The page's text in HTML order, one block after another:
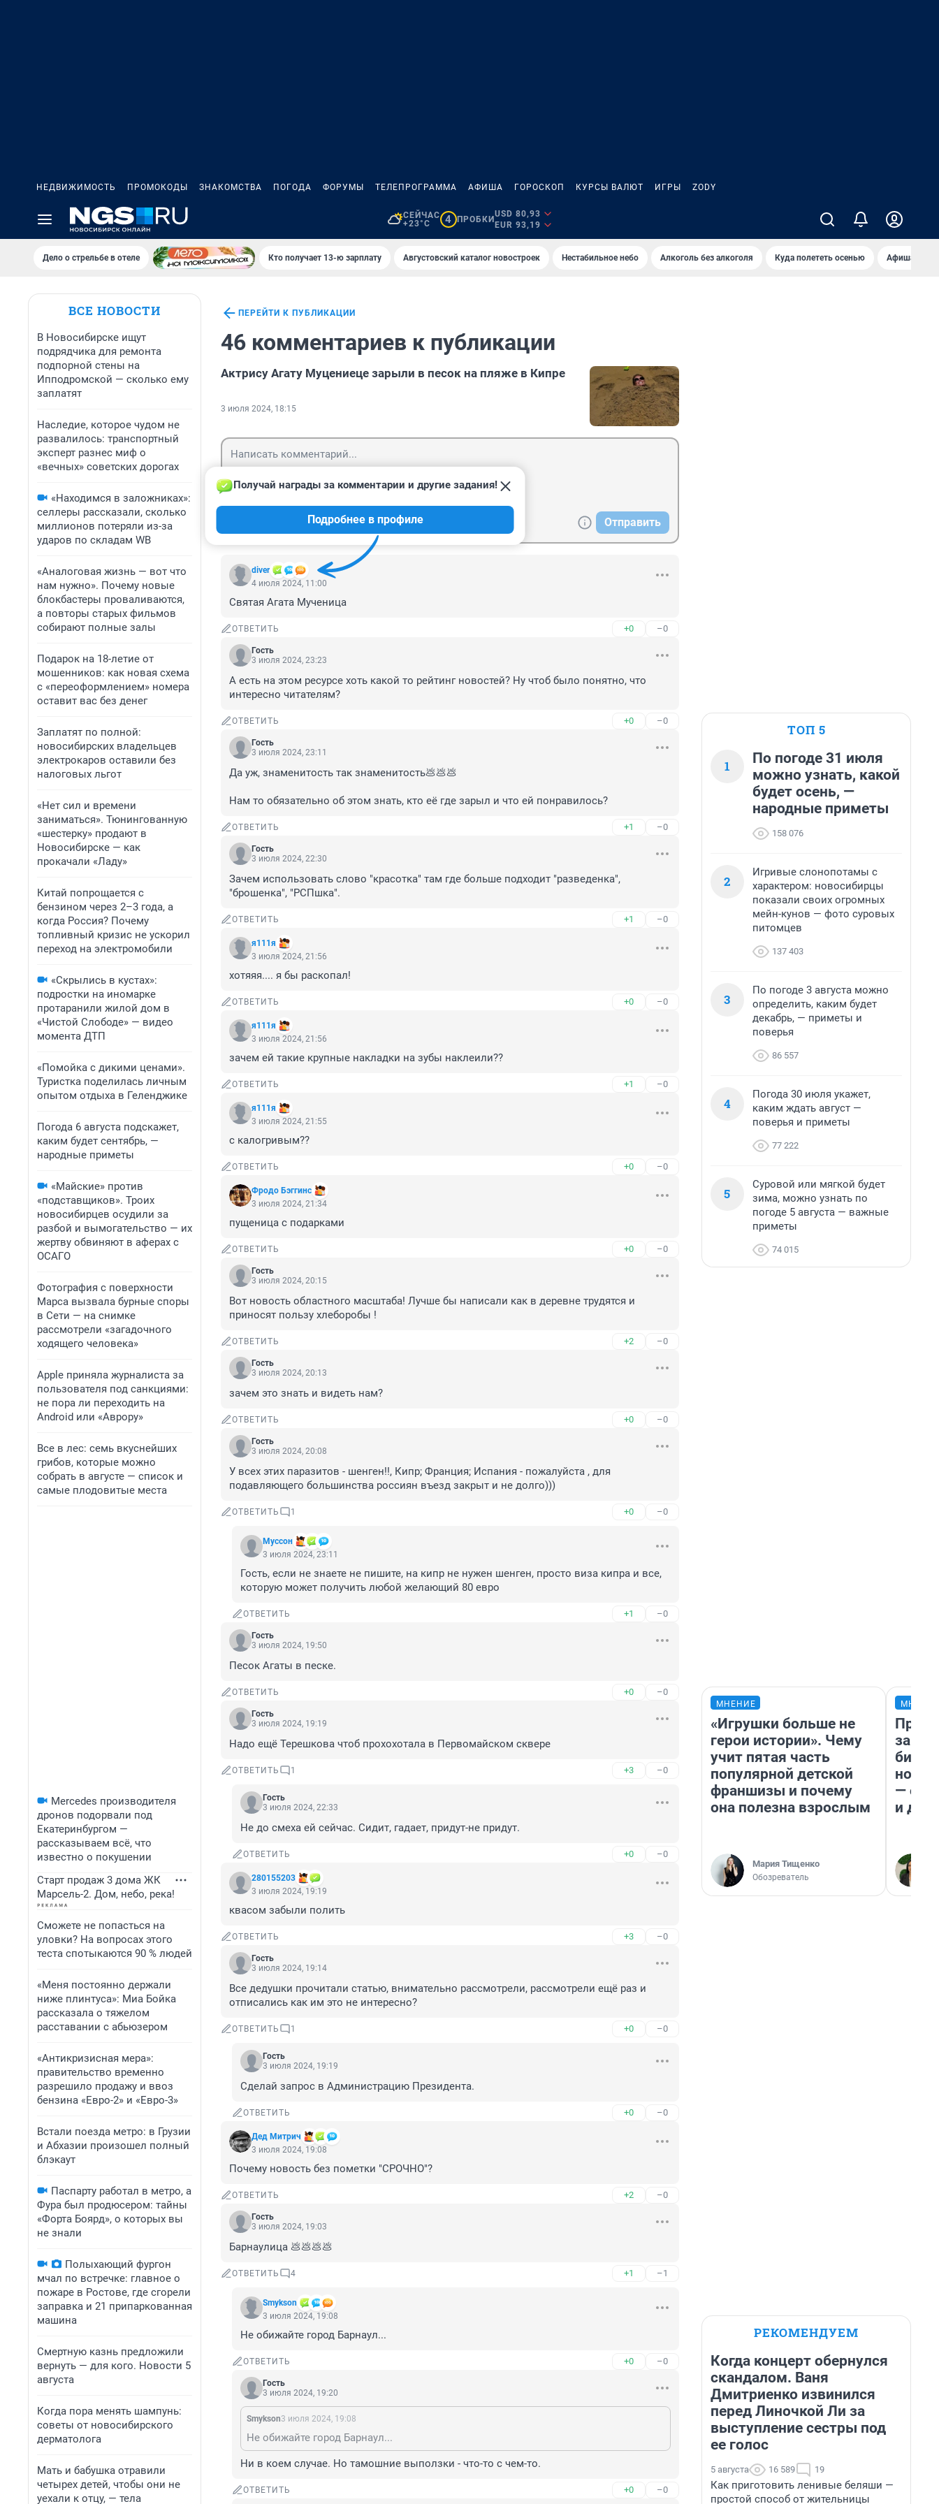
НЕДВИЖИМОСТЬ ПРОМОКОДЫ ЗНАКОМСТВА ПОГОДА ФОРУМЫ ТЕЛЕПРОГРАММА АФИША ГОРОСКОП КУРСЫ ВАЛЮТ ИГРЫ ZODY
СЕЙЧАС
+23°C
4 ПРОБКИ
USD 80,93
EUR 93,19
Дело о стрельбе в отеле Кто получает 13-ю зарплату Августовский каталог новостроек Нестабильное небо Алкоголь без алкоголя Куда полететь осенью Афиша на
ВСЕ НОВОСТИ
В Новосибирске ищут
подрядчика для ремонта
подпорной стены на
Ипподромской — сколько ему
заплатят
Наследие, которое чудом не
развалилось: транспортный
эксперт разнес миф о
«вечных» советских дорогах
«Находимся в заложниках»:
селлеры рассказали, сколько
миллионов потеряли из-за
ударов по складам WB
«Аналоговая жизнь — вот что
нам нужно». Почему новые
блокбастеры проваливаются,
а повторы старых фильмов
собирают полные залы
Подарок на 18-летие от
мошенников: как новая схема
с «переоформлением» номера
оставит вас без денег
Заплатят по полной:
новосибирских владельцев
электрокаров оставили без
налоговых льгот
«Нет сил и времени
заниматься». Тюнингованную
«шестерку» продают в
Новосибирске — как
прокачали «Ладу»
Китай попрощается с
бензином через 2–3 года, а
когда Россия? Почему
топливный кризис не ускорил
переход на электромобили
«Скрылись в кустах»:
подростки на иномарке
протаранили жилой дом в
«Чистой Слободе» — видео
момента ДТП
«Помойка с дикими ценами».
Туристка поделилась личным
опытом отдыха в Геленджике
Погода 6 августа подскажет,
каким будет сентябрь, —
народные приметы
«Майские» против
«подставщиков». Троих
новосибирцев осудили за
разбой и вымогательство — их
жертву обвиняют в аферах с
ОСАГО
Фотография с поверхности
Марса вызвала бурные споры
в Сети — на снимке
рассмотрели «загадочного
ходящего человека»
Apple приняла журналиста за
пользователя под санкциями:
не пора ли переходить на
Android или «Аврору»
Все в лес: семь вкуснейших
грибов, которые можно
собрать в августе — список и
самые плодовитые места
Mercedes производителя
дронов подорвали под
Екатеринбургом —
рассказываем всё, что
известно о покушении
Старт продаж 3 дома ЖК
Марсель-2. Дом, небо, река!
Сможете не попасться на
уловки? На вопросах этого
теста спотыкаются 90 % людей
«Меня постоянно держали
ниже плинтуса»: Миа Бойка
рассказала о тяжелом
расставании с абьюзером
«Антикризисная мера»:
правительство временно
разрешило продажу и ввоз
бензина «Евро-2» и «Евро-3»
Встали поезда метро: в Грузии
и Абхазии произошел полный
блэкаут
Паспарту работал в метро, а
Фура был продюсером: тайны
«Форта Боярд», о которых вы
не знали
Полыхающий фургон
мчал по встречке: главное о
пожаре в Ростове, где сгорели
заправка и 21 припаркованная
машина
Смертную казнь предложили
вернуть — для кого. Новости 5
августа
Когда пора менять шампунь:
советы от новосибирского
дерматолога
Мать и бабушка отравили
четырех детей, чтобы они не
уехали к отцу, — тела
ПЕРЕЙТИ К ПУБЛИКАЦИИ
46 комментариев к публикации
Актрису Агату Муцениеце зарыли в песок на пляже в Кипре
3 июля 2024, 18:15
Отправить
diver
Получай награды за комментарии и другие задания!
Подробнее в профиле
4 июля 2024, 11:00
Святая Агата Мученица
ОТВЕТИТЬ +0 –0
Гость
3 июля 2024, 23:23
А есть на этом ресурсе хоть какой то рейтинг новостей? Ну чтоб было понятно, что
интересно читателям?
ОТВЕТИТЬ +0 –0
Гость
3 июля 2024, 23:11
Да уж, знаменитость так знаменитость💩💩💩
Нам то обязательно об этом знать, кто её где зарыл и что ей понравилось?
ОТВЕТИТЬ +1 –0
Гость
3 июля 2024, 22:30
Зачем использовать слово "красотка" там где больше подходит "разведенка",
"брошенка", "РСПшка".
ОТВЕТИТЬ +1 –0
я111я
3 июля 2024, 21:56
хотяяя.... я бы раскопал!
ОТВЕТИТЬ +0 –0
я111я
3 июля 2024, 21:56
зачем ей такие крупные накладки на зубы наклеили??
ОТВЕТИТЬ +1 –0
я111я
3 июля 2024, 21:55
с калогривым??
ОТВЕТИТЬ +0 –0
Фродо Бэггинс
3 июля 2024, 21:34
пущеница с подарками
ОТВЕТИТЬ +0 –0
Гость
3 июля 2024, 20:15
Вот новость областного масштаба! Лучше бы написали как в деревне трудятся и
приносят пользу хлеборобы !
ОТВЕТИТЬ +2 –0
Гость
3 июля 2024, 20:13
зачем это знать и видеть нам?
ОТВЕТИТЬ +0 –0
Гость
3 июля 2024, 20:08
У всех этих паразитов - шенген!!, Кипр; Франция; Испания - пожалуйста , для
подавляющего большинства россиян въезд закрыт и не долго)))
ОТВЕТИТЬ 1 +0 –0
Муссон
3 июля 2024, 23:11
Гость, если не знаете не пишите, на кипр не нужен шенген, просто виза кипра и все,
которую может получить любой желающий 80 евро
ОТВЕТИТЬ +1 –0
Гость
3 июля 2024, 19:50
Песок Агаты в песке.
ОТВЕТИТЬ +0 –0
Гость
3 июля 2024, 19:19
Надо ещё Терешкова чтоб прохохотала в Первомайском сквере
ОТВЕТИТЬ 1 +3 –0
Гость
3 июля 2024, 22:33
Не до смеха ей сейчас. Сидит, гадает, придут-не придут.
ОТВЕТИТЬ +0 –0
280155203
3 июля 2024, 19:19
квасом забыли полить
ОТВЕТИТЬ +3 –0
Гость
3 июля 2024, 19:14
Все дедушки прочитали статью, внимательно рассмотрели, рассмотрели ещё раз и
отписались как им это не интересно?
ОТВЕТИТЬ 1 +0 –0
Гость
3 июля 2024, 19:19
Сделай запрос в Администрацию Президента.
ОТВЕТИТЬ +0 –0
Дед Митрич
3 июля 2024, 19:08
Почему новость без пометки "СРОЧНО"?
ОТВЕТИТЬ +2 –0
Гость
3 июля 2024, 19:03
Барнаулица 💩💩💩💩
ОТВЕТИТЬ 4 +1 –1
Smykson
3 июля 2024, 19:08
Не обижайте город Барнаул...
ОТВЕТИТЬ +0 –0
Гость
3 июля 2024, 19:20
Smykson3 июля 2024, 19:08
Не обижайте город Барнаул...
Ни в коем случае. Но тамошние выползки - что-то с чем-то.
ОТВЕТИТЬ +0 –0
ТОП 5
1
По погоде 31 июля
можно узнать, какой
будет осень, —
народные приметы
158 076
2
Игривые слонопотамы с
характером: новосибирцы
показали своих огромных
мейн-кунов — фото суровых
питомцев
137 403
3
По погоде 3 августа можно
определить, каким будет
декабрь, — приметы и
поверья
86 557
4
Погода 30 июля укажет,
каким ждать август —
поверья и приметы
77 222
5
Суровой или мягкой будет
зима, можно узнать по
погоде 5 августа — важные
приметы
74 015
МНЕНИЕ
«Игрушки больше не
герои истории». Чему
учит пятая часть
популярной детской
франшизы и почему
она полезна взрослым
Мария Тищенко
Обозреватель
— он
и
РЕКОМЕНДУЕМ
Когда концерт обернулся
скандалом. Ваня
Дмитриенко извинился
перед Линочкой Ли за
выступление сестры под
ее голос
5 августа 16 589 19
Как приготовить ленивые беляши —
простой способ от жительницы